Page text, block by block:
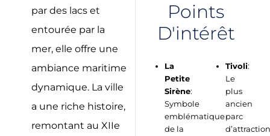
par des lacs et
entourée par la
mer, elle offre une
ambiance maritime
dynamique. La ville
a une riche histoire,
remontant au XIIe
Points
D'intérêt
La
Petite
Sirène:
Symbole
emblématique
de la
Tivoli:
Le
plus
ancien
parc